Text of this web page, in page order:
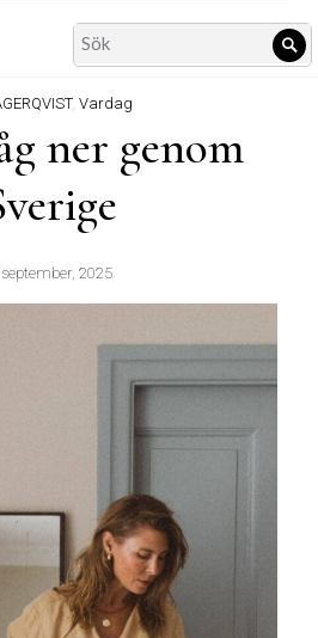
Search
for:
, Vardag
ner genom
2025